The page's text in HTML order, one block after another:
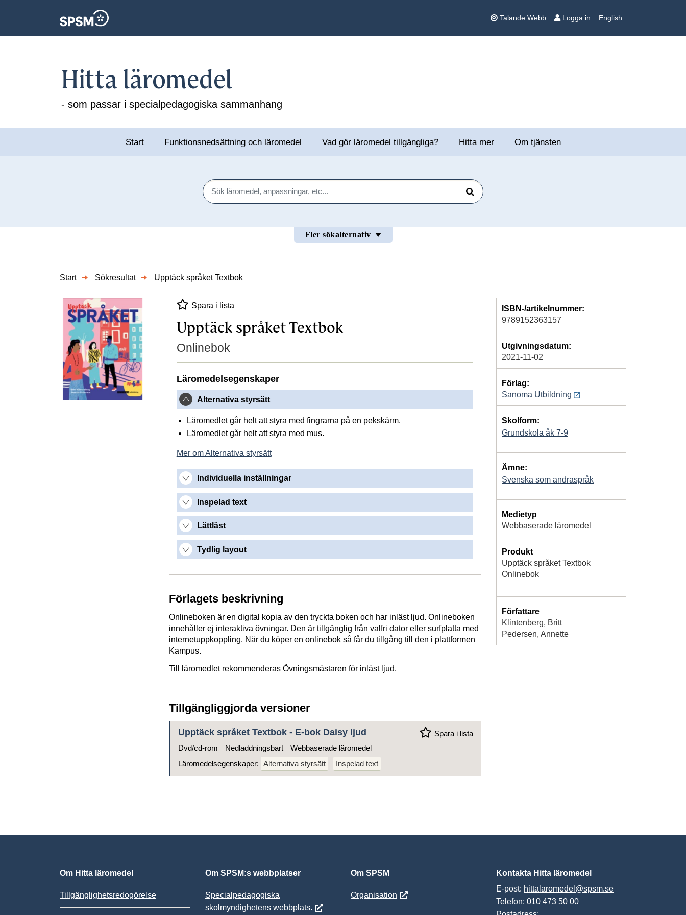
Talande Webb Logga in English
Hitta läromedel
- som passar i specialpedagogiska sammanhang
Start Funktionsnedsättning och läromedel Vad gör läromedel tillgängliga? Hitta mer Om tjänsten
Sök
Sök
Fler sökalternativ
Start Sökresultat Upptäck språket Textbok
Spara i lista
Upptäck språket Textbok
Onlinebok
Läromedelsegenskaper
Alternativa styrsätt
Läromedlet går helt att styra med fingrarna på en pekskärm.
Läromedlet går helt att styra med mus.
Mer om Alternativa styrsätt
Individuella inställningar
Inspelad text
Lättläst
Tydlig layout
Förlagets beskrivning
Onlineboken är en digital kopia av den tryckta boken och har inläst ljud. Onlineboken
innehåller ej interaktiva övningar. Den är tillgänglig från valfri dator eller surfplatta med
internetuppkoppling. När du köper en onlinebok så får du tillgång till den i plattformen
Kampus.
Till läromedlet rekommenderas Övningsmästaren för inläst ljud.
Tillgängliggjorda versioner
Upptäck språket Textbok - E-bok Daisy ljud
Spara i lista
Dvd/cd-rom
Nedladdningsbart
Webbaserade läromedel
Läromedelsegenskaper: Alternativa styrsätt Inspelad text
ISBN-/artikelnummer:
9789152363157
Utgivningsdatum:
2021-11-02
Förlag:
Sanoma Utbildning
Skolform:
Grundskola åk 7-9
Ämne:
Svenska som andraspråk
Medietyp
Webbaserade läromedel
Produkt
Upptäck språket Textbok
Onlinebok
Författare
Klintenberg, Britt
Pedersen, Annette
Om Hitta läromedel
Tillgänglighetsredogörelse
Om SPSM:s webbplatser
Specialpedagogiska
skolmyndighetens webbplats.
Om SPSM
Organisation
Kontakta Hitta läromedel
E-post: hittalaromedel@spsm.se
Telefon: 010 473 50 00